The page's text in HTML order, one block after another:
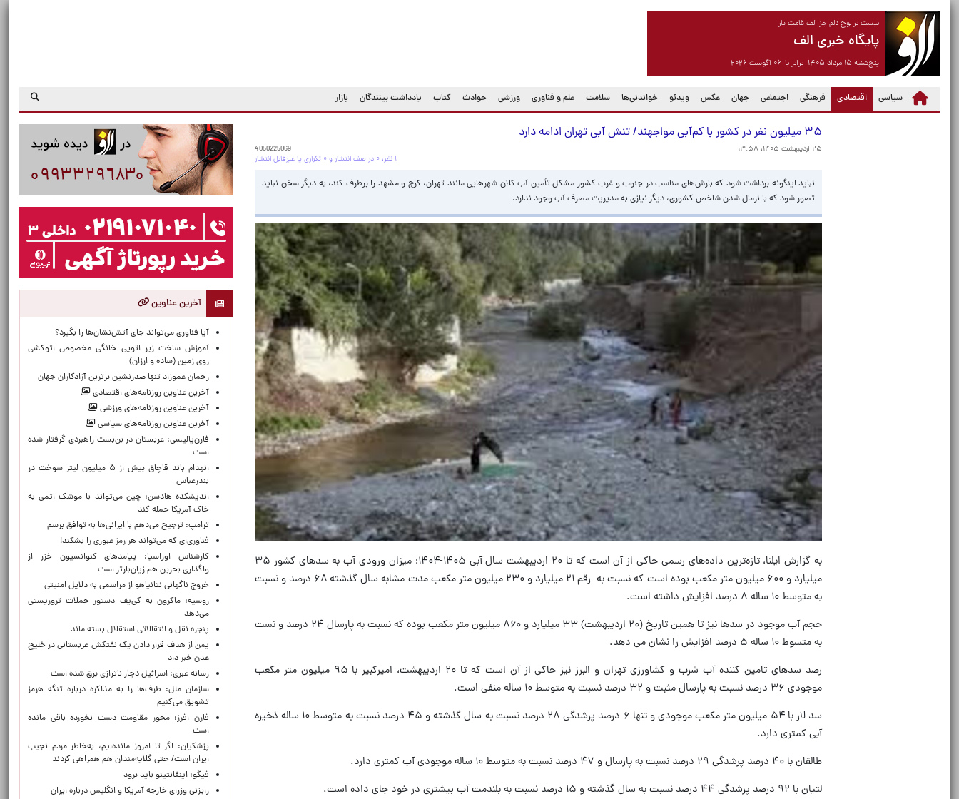
نیست بر لوح دلم جز الف قامت یار
پایگاه خبری الف
پنج‌شنبه ۱۵ مرداد ۱۴۰۵ برابر با ۰۶ آگوست ۲۰۲۶
سیاسی اقتصادی
(current) فرهنگی اجتماعی جهان عکس ویدئو خواندنی‌ها سلامت علم و فناوری ورزشی حوادث کتاب یادداشت بینندگان بازار
۳۵ میلیون نفر در کشور با کم‌آبی مواجهند/ تنش آبی تهران ادامه دارد
۲۵ اردیبهشت ۱۴۰۵، ۱۳:۵۸
4050225069
۱ نظر، ۰ در صف انتشار و ۰ تکراری یا غیرقابل انتشار
نباید اینگونه برداشت شود که بارش‌‌های مناسب در جنوب و غرب کشور مشکل تأمین آب کلان‌ شهرهایی مانند تهران، کرج و مشهد را برطرف کند، به دیگر سخن نباید
تصور شود که با نرمال شدن شاخص کشوری، دیگر نیازی به مدیریت مصرف آب وجود ندارد.
به گزارش ایلنا، تازه‌ترین داده‌های رسمی حاکی از آن است که تا ۲۰ اردیبهشت سال آبی ۱۴۰۵-۱۴۰۴؛ میزان ورودی آب به سدهای کشور ۳۵
میلیارد و ۶۰۰ میلیون متر مکعب بوده است که نسبت به رقم ۲۱ میلیارد و ۲۳۰ میلیون متر مکعب مدت مشابه سال گذشته ۶۸ درصد و نسبت
به متوسط ۱۰ ساله ۸ درصد افزایش داشته است.
حجم آب موجود در سدها نیز تا همین تاریخ (۲۰ اردیبهشت) ۳۳ میلیارد و ۸۶۰ میلیون متر مکعب بوده که نسبت به پارسال ۲۴ درصد و نست
به متسوط ۱۰ ساله ۵ درصد افزایش را نشان می دهد.
رصد سدهای تامین کننده آب شرب و کشاورزی تهران و البرز نیز حاکی از آن است که تا ۲۰ اردیبهشت، امیرکبیر با ۹۵ میلیون متر مکعب
موجودی ۳۶ درصد نسبت به پارسال مثبت و ۳۲ درصد نسبت به متوسط ۱۰ ساله منفی است.
سد لار با ۵۴ میلیون متر مکعب موجودی و تنها ۶ درصد پرشدگی ۲۸ درصد نسبت به سال گذشته و ۴۵ درصد نسبت به متوسط ۱۰ ساله ذخیره
آبی کمتری دارد.
طالقان با ۴۰ درصد پرشدگی ۲۹ درصد نسبت به پارسال و ۴۷ درصد نسبت به متوسط ۱۰ ساله موجودی آب کمتری دارد.
لتیان با ۹۲ درصد پرشدگی ۴۴ درصد نسبت به سال گذشته و ۱۵ درصد نسبت به بلندمت آب بیشتری در خود جای داده است.
آخرین عناوین
آیا فناوری می‌تواند جای آتش‌نشان‌ها را بگیرد؟
آموزش ساخت زیر اتویی خانگی مخصوص اتوکشی
روی زمین (ساده و ارزان)
رحمان عموزاد تنها صدرنشین برترین آزادکاران جهان
آخرین عناوین روزنامه‌های اقتصادی
آخرین عناوین روزنامه‌های ورزشی
آخرین عناوین روزنامه‌های سیاسی
فارن‌پالیسی: عربستان در بن‌بست راهبردی گرفتار شده
است
انهدام باند قاچاق بیش از ۵ میلیون لیتر سوخت در
بندرعباس
اندیشکده هادسن: چین می‌تواند با موشک اتمی به
خاک آمریکا حمله کند
ترامپ: ترجیح می‌دهم با ایرانی‌‌ها به توافق برسم
فناوری‌ای که می‌تواند هر رمز عبوری را بشکند!
کارشناس اوراسیا: پیامدهای کنوانسیون خزر از
واگذاری بحرین هم زیان‌بارتر است
خروج ناگهانی نتانیاهو از مراسمی به دلایل امنیتی
روسیه: ماکرون به کی‌یف دستور حملات تروریستی
می‌دهد
پنجره‌ نقل و انتقالاتی استقلال بسته ماند
یمن از هدف قرار دادن یک نفتکش عربستانی در خلیج
عدن خبر داد
رسانه عبری: اسرائیل دچار ناترازی برق شده است
سازمان ملل: طرف‌ها را به مذاکره درباره تنگه هرمز
تشویق می‌کنیم
فارن افرز: محور مقاومت دست نخورده باقی مانده
است
پزشکیان: اگر تا امروز مانده‌ایم، به‌خاطر مردم نجیب
ایران است/ حتی گلایه‌مندان هم همراهی کردند
فیگو: اینفانتینو باید برود
رایزنی وزرای خارجه آمریکا و انگلیس درباره ایران